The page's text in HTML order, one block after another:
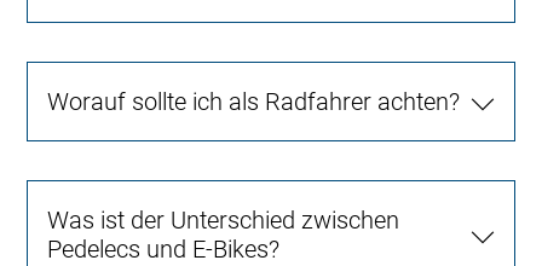
Worauf sollte ich als Radfahrer achten?
Was ist der Unterschied zwischen
Pedelecs und E-Bikes?